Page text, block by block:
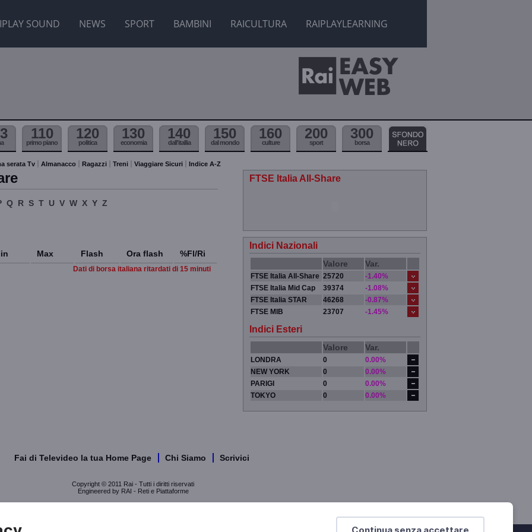
SOUND NEWS SPORT BAMBINI RAICULTURA RAIPLAYLEARNING
Continua senza accettare
110
primo piano
120
politica
130
economia
140
dall'itallia
150
dal mondo
160
culture
200
sport
300
borsa
serata Tv Almanacco Ragazzi Treni Viaggiare Sicuri Indice A-Z
Q R S T U V W X Y Z
Max Flash Ora flash %Fl/Ri
Dati di borsa italiana ritardati di 15 minuti
FTSE Italia All-Share
Indici Nazionali
Valore Var.
FTSE Italia All-Share 25720
-1.40%
FTSE Italia Mid Cap
39374
-1.08%
FTSE Italia STAR
46268
-0.87%
FTSE MIB
23707 -1.45%
Indici Esteri
Valore Var.
LONDRA 0
0.00%
NEW YORK
0
0.00%
PARIGI
0
0.00%
TOKYO
0 0.00%
Fai di Televideo la tua Home Page Chi Siamo Scrivici
Copyright © 2011 Rai - Tutti i diritti riservati
Engineered by RAI - Reti e Piattaforme